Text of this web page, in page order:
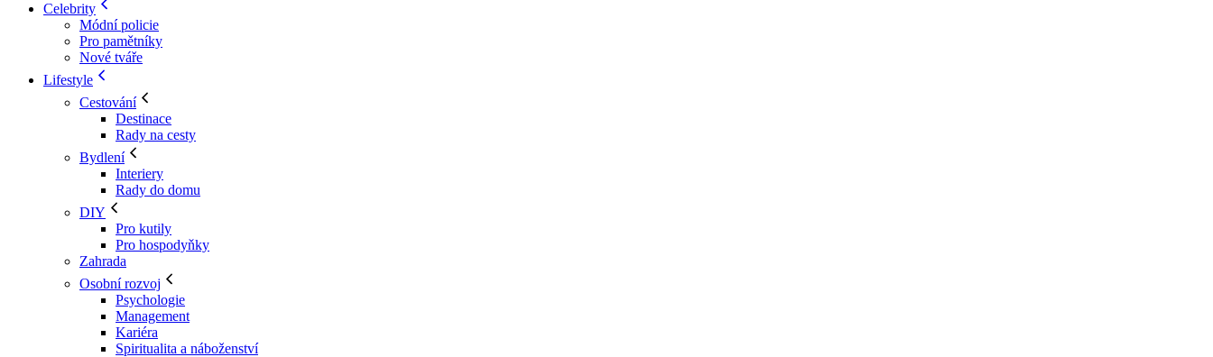
Celebrity
Módní policie
Pro pamětníky
Nové tváře
Lifestyle
Cestování
Destinace
Rady na cesty
Bydlení
Interiery
Rady do domu
DIY
Pro kutily
Pro hospodyňky
Zahrada
Osobní rozvoj
Psychologie
Management
Kariéra
Spiritualita a náboženství